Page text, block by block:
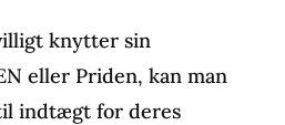
knytter sin
eller Priden, kan man
indtægt for deres